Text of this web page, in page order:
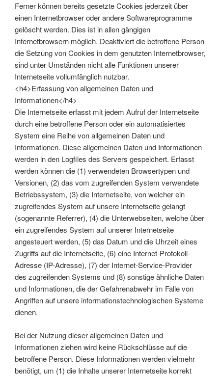
Ferner können bereits gesetzte Cookies jederzeit über
einen Internetbrowser oder andere Softwareprogramme
gelöscht werden. Dies ist in allen gängigen
Internetbrowsern möglich. Deaktiviert die betroffene Person
die Setzung von Cookies in dem genutzten Internetbrowser,
sind unter Umständen nicht alle Funktionen unserer
Internetseite vollumfänglich nutzbar.
<h4>Erfassung von allgemeinen Daten und
Informationen</h4>
Die Internetseite erfasst mit jedem Aufruf der Internetseite
durch eine betroffene Person oder ein automatisiertes
System eine Reihe von allgemeinen Daten und
Informationen. Diese allgemeinen Daten und Informationen
werden in den Logfiles des Servers gespeichert. Erfasst
werden können die (1) verwendeten Browsertypen und
Versionen, (2) das vom zugreifenden System verwendete
Betriebssystem, (3) die Internetseite, von welcher ein
zugreifendes System auf unsere Internetseite gelangt
(sogenannte Referrer), (4) die Unterwebseiten, welche über
ein zugreifendes System auf unserer Internetseite
angesteuert werden, (5) das Datum und die Uhrzeit eines
Zugriffs auf die Internetseite, (6) eine Internet-Protokoll-
Adresse (IP-Adresse), (7) der Internet-Service-Provider
des zugreifenden Systems und (8) sonstige ähnliche Daten
und Informationen, die der Gefahrenabwehr im Falle von
Angriffen auf unsere informationstechnologischen Systeme
dienen.
Bei der Nutzung dieser allgemeinen Daten und
Informationen ziehen wird keine Rückschlüsse auf die
betroffene Person. Diese Informationen werden vielmehr
benötigt, um (1) die Inhalte unserer Internetseite korrekt